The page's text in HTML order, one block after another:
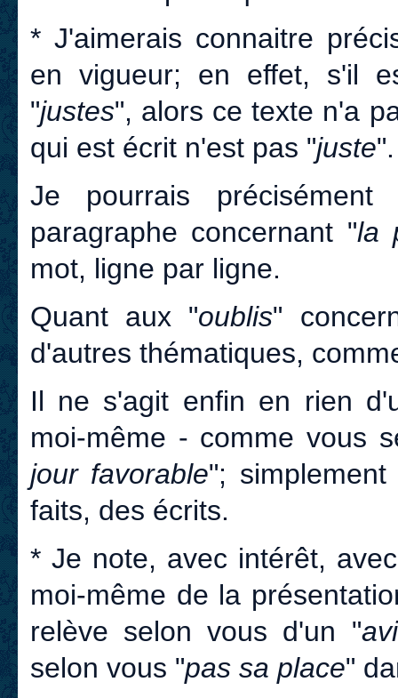
* J'aimerais connaitre
en vigueur; en effet, s'il
"justes", alors ce texte n'a
qui est écrit n'est pas "juste".
Je pourrais
paragraphe concernant "la
mot, ligne par ligne.
Quant aux "oublis"
d'autres thématiques,
Il ne s'agit enfin en rien
moi-même - comme vous
jour favorable";
faits, des écrits.
* Je note, avec intérêt,
moi-même de la
relève selon vous d'un "
selon vous "pas sa place"